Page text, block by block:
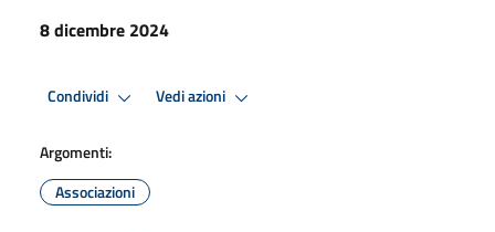
8 dicembre 2024
Condividi Vedi azioni
Argomenti:
Associazioni